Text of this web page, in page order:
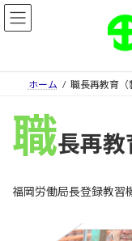
コ
ン
ナ
ビ
ホーム 職長再教育（
職長再教
福岡労働局長登録教習